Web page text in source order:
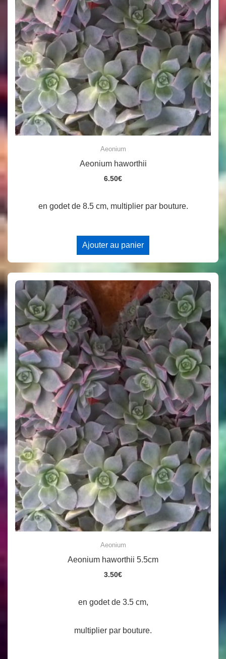
Aeonium
Aeonium haworthii
6.50€
en godet de 8.5 cm, multiplier par bouture.
Ajouter au panier
Aeonium
Aeonium haworthii 5.5cm
3.50€
en godet de 3.5 cm,
multiplier par bouture.